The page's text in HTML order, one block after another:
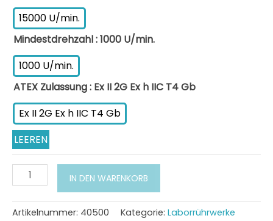
15000 U/min.
Mindestdrehzahl: 1000 U/min.
1000 U/min.
ATEX Zulassung: Ex II 2G Ex h IIC T4 Gb
Ex II 2G Ex h IIC T4 Gb
LEEREN
Druckluftrührwerk
Labor
ATEX
PLR
IN DEN WARENKORB
Artikelnummer: 40500 Kategorie: Laborrührwerke